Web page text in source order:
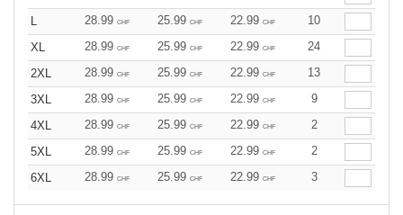
L
28.99 CHF 25.99 CHF 22.99 CHF
10
XL
28.99 CHF 25.99 CHF 22.99 CHF
24
2XL
28.99 CHF 25.99 CHF 22.99 CHF
13
3XL
28.99 CHF 25.99 CHF 22.99 CHF
9
4XL
28.99 CHF 25.99 CHF 22.99 CHF
2
5XL
28.99 CHF 25.99 CHF 22.99 CHF
2
6XL
28.99 CHF 25.99 CHF 22.99 CHF 3